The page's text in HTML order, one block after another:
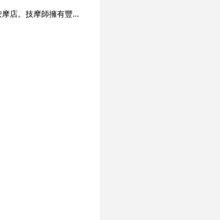
Sala Thai Massage是一間位於西營盤，距離地鐵只有5分鐘路程，為你提供正宗的泰式按摩店。技摩師擁有豐富的泰式按摩經驗，手法專業純熟，務求讓客人享受到真正的泰式按摩。